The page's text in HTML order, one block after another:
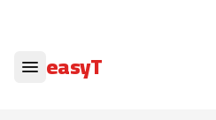
easyT